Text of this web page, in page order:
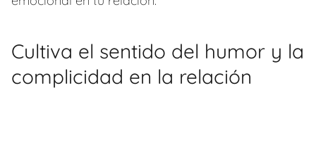
Cultiva el sentido del humor y la
complicidad en la relación